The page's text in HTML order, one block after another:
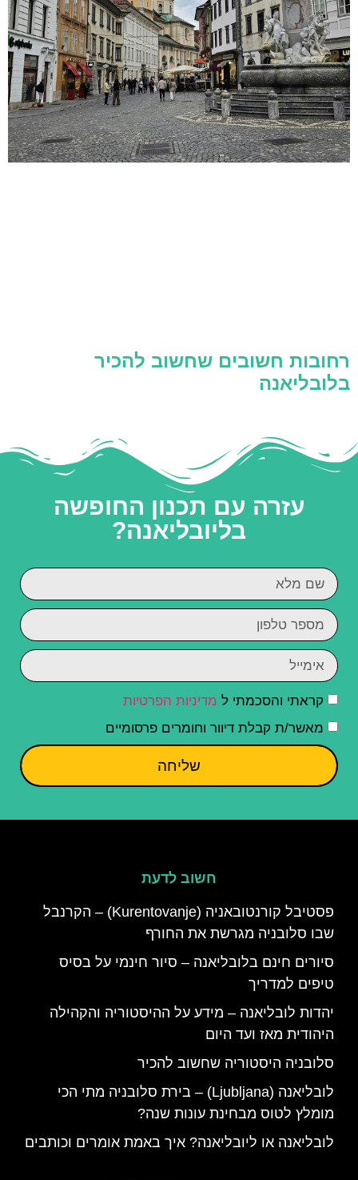
רחובות חשובים שחשוב להכיר
בלובליאנה
עזרה עם תכנון החופשה
בליובליאנה?
קראתי והסכמתי ל מדיניות הפרטיות
מאשר/ת קבלת דיוור וחומרים פרסומיים
שליחה
חשוב לדעת
פסטיבל קורנטובאניה (Kurentovanje) – הקרנבל
שבו סלובניה מגרשת את החורף
סיורים חינם בלובליאנה – סיור חינמי על בסיס
טיפים למדריך
יהדות לובליאנה – מידע על ההיסטוריה והקהילה
היהודית מאז ועד היום
סלובניה היסטוריה שחשוב להכיר
לובליאנה (Ljubljana) – בירת סלובניה מתי הכי
מומלץ לטוס מבחינת עונות שנה?
לובליאנה או ליובליאנה? איך באמת אומרים וכותבים